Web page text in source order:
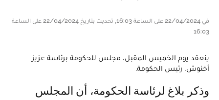
في 22/04/2024 على الساعة 16:03, تحديث بتاريخ 22/04/2024 على الساعة
16:03
ينعقد يوم الخميس المقبل، مجلس للحكومة برئاسة عزيز
أخنوش، رئيس الحكومة.
وذكر بلاغ لرئاسة الحكومة، أن المجلس